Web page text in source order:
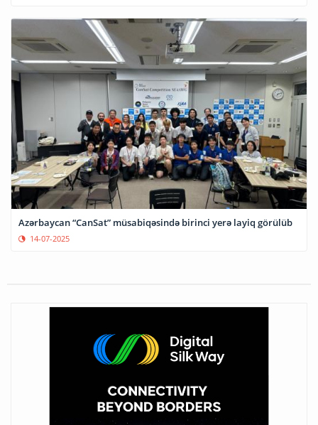
Azərbaycan “CanSat” müsabiqəsində birinci yerə layiq görülüb
14-07-2025